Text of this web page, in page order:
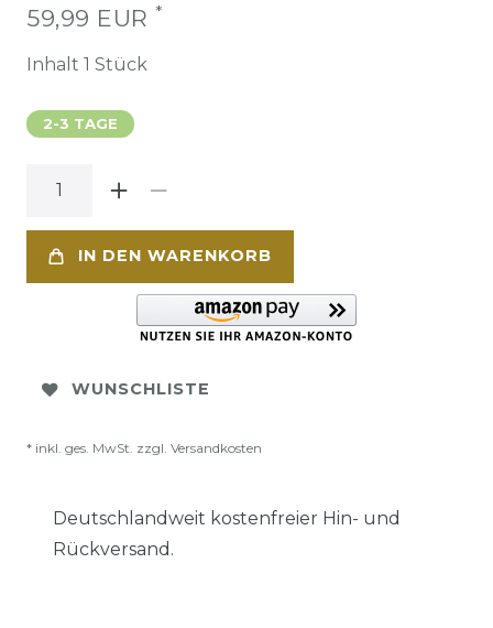
59,99 EUR *
Inhalt 1 Stück
2-3 TAGE
IN DEN WARENKORB
WUNSCHLISTE
* inkl. ges. MwSt. zzgl. Versandkosten
Deutschlandweit kostenfreier Hin- und
Rückversand.